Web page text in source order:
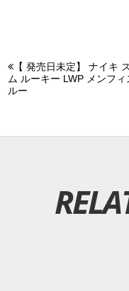
【 発売日未定】 ナイキ
ム ルーキー LWP メンフィ
ルー